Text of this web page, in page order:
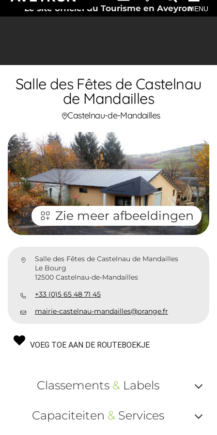
Le site officiel du Tourisme en AveyronMENU
Salle des Fêtes de Castelnau
de Mandailles
Castelnau-de-Mandailles
Zie meer afbeeldingen
Salle des Fêtes de Castelnau de Mandailles
Le Bourg
12500 Castelnau-de-Mandailles
+33 (0)5 65 48 71 45
mairie-castelnau-mandailles@orange.fr
VOEG TOE AAN DE ROUTEBOEKJE
Classements & Labels
ou
Capaciteiten & Services